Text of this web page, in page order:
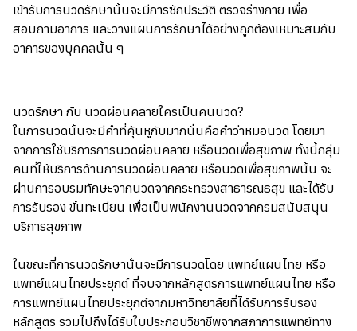
เข้ารับการนวดรักษานั้นจะมีการซักประวัติ ตรวจร่างกาย เพื่อ
สอบถามอาการ และวางแผนการรักษาได้อย่างถูกต้องเหมาะสมกับ
อาการของบุคคลนั้น ๆ
นวดรักษา กับ นวดผ่อนคลายใครเป็นคนนวด?
ในการนวดนั้นจะมีคำที่คุ้นหูกับมากนั่นคือคำว่าหมอนวด โดยมา
จากการใช้บริการการนวดผ่อนคลาย หรือนวดเพื่อสุขภาพ ทั้งนี้กลุ่ม
คนที่ให้บริการด้านการนวดผ่อนคลาย หรือนวดเพื่อสุขภาพนั้น จะ
ผ่านการอบรมทักษะจากนวดจากกระทรวงสาธารณธสุข และได้รับ
การรับรอง ขั้นทะเบียน เพื่อเป็นพนักงานนวดจากกรมสนับสนุน
บริการสุขภาพ
ในขณะที่การนวดรักษานั้นจะมีการนวดโดย แพทย์แผนไทย หรือ
แพทย์แผนไทยประยุกต์ ที่จบจากหลักสูตรการแพทย์แผนไทย หรือ
การแพทย์แผนไทยประยุกต์จากมหาวิทยาลัยที่ได้รับการรับรอง
หลักสูตร รวมไปถึงได้รับใบประกอบวิชาชีพจากสภาการแพทย์ทาง